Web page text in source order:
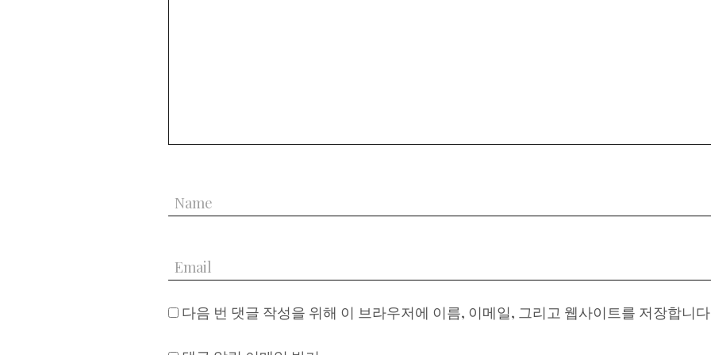
다음 번 댓글 작성을 위해 이 브라우저에 이름, 이메일, 그리고 웹사이트를 저장합니